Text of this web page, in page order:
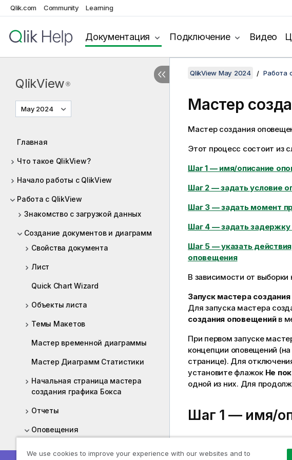
Qlik.com Community Learning
Документация Подключение Видео
QlikView ®
May 2024
Главная
Что такое QlikView?
Начало работы с QlikView
Работа с QlikView
Знакомство с загрузкой данных
Создание документов и диаграмм
Свойства документа
Лист
Quick Chart Wizard
Объекты листа
Темы Макетов
Мастер временной диаграммы
Мастер Диаграмм Статистики
Начальная страница мастера
создания графика Бокса
Отчеты
Оповещения
QlikView May 2024 Работа
Мастер
Мастер создания
Этот процесс состоит из
Шаг 1 — имя/описание
Шаг 2 — задать условие
Шаг 3 — задать момент
Шаг 4 — задать задержку
Шаг 5 — указать
оповещения
В зависимости от
Запуск мастера
Для запуска мастера
создания оповещенийв
При первом запуске
концепции оповещений
странице). Для
установите флажок Не
одной из них. Для
Шаг 1 — имя/
создаваемое оповещение.
We use cookies to improve your experience with our websites and to